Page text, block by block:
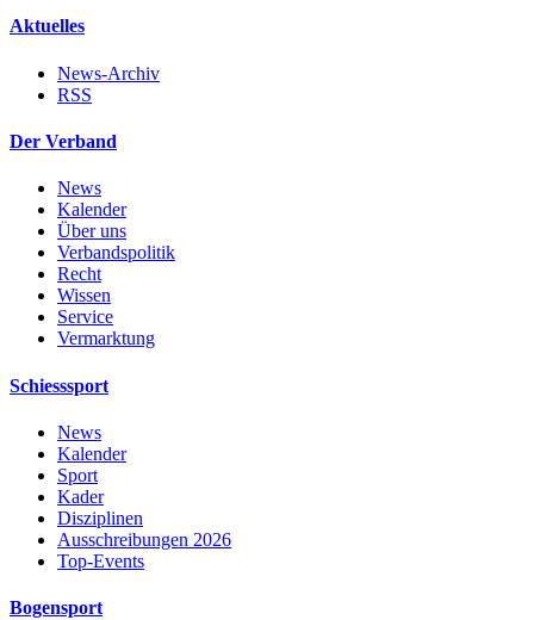
Aktuelles
News-Archiv
RSS
Der Verband
News
Kalender
Über uns
Verbandspolitik
Recht
Wissen
Service
Vermarktung
Schiesssport
News
Kalender
Sport
Kader
Disziplinen
Ausschreibungen 2026
Top-Events
Bogensport